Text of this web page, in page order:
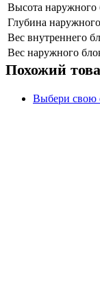
Высота наружного
Глубина
Вес внутреннего
Вес наружного
Похожий
Выбери свою